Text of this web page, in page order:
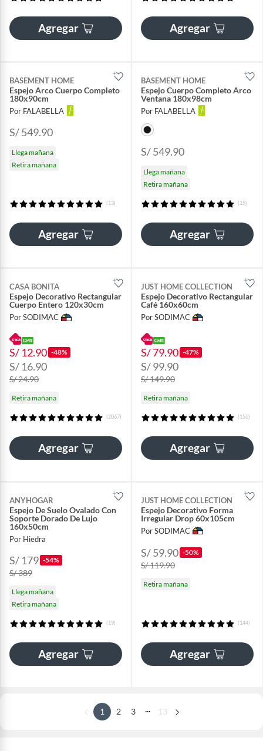
Agregar Agregar
BASEMENT HOME
Espejo Arco Cuerpo Completo
180x90cm
Por FALABELLA
S/ 549.90
Llega mañana
Retira mañana
(13)
Agregar
BASEMENT HOME
Espejo Cuerpo Completo Arco
Ventana 180x98cm
Por FALABELLA
S/ 549.90
Llega mañana
Retira mañana
(15)
Agregar
CASA BONITA
Espejo Decorativo Rectangular
Cuerpo Entero 120x30cm
Por SODIMAC
S/ 12.90 -48%
S/ 16.90
S/ 24.90
Retira mañana
(2067)
Agregar
JUST HOME COLLECTION
Espejo Decorativo Rectangular
Café 160x60cm
Por SODIMAC
S/ 79.90 -47%
S/ 99.90
S/ 149.90
Retira mañana
(156)
Agregar
ANYHOGAR
Espejo De Suelo Ovalado Con
Soporte Dorado De Lujo
160x50cm
Por Hiedra
S/ 179 -54%
S/ 389
Llega mañana
Retira mañana
(19)
Agregar
JUST HOME COLLECTION
Espejo Decorativo Forma
Irregular Drop 60x105cm
Por SODIMAC
S/ 59.90 -50%
S/ 119.90
Retira mañana
(144)
Agregar
1 2 3 ... 13